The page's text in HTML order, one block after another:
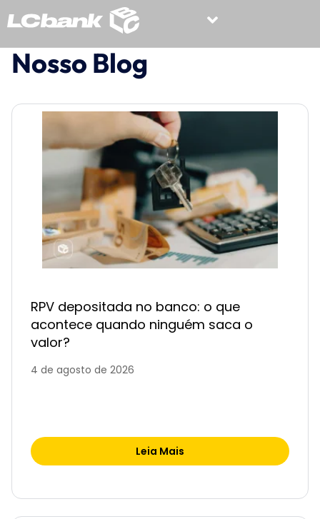
Nosso Blog
RPV depositada no banco: o que
acontece quando ninguém saca o
valor?
4 de agosto de 2026
Leia Mais